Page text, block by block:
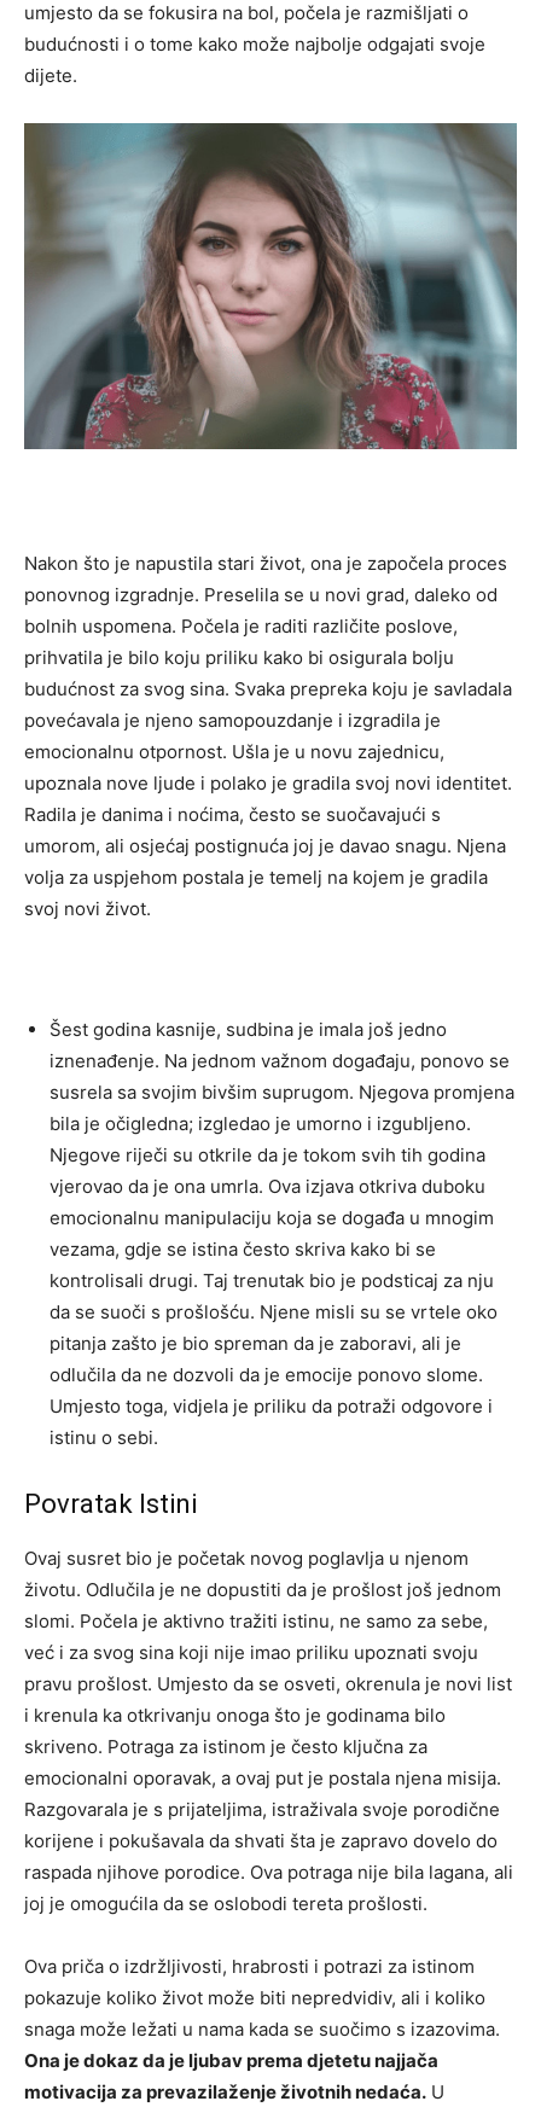
umjesto da se fokusira na bol, počela je razmišljati o
budućnosti i o tome kako može najbolje odgajati svoje
dijete.
Nakon što je napustila stari život, ona je započela proces
ponovnog izgradnje. Preselila se u novi grad, daleko od
bolnih uspomena. Počela je raditi različite poslove,
prihvatila je bilo koju priliku kako bi osigurala bolju
budućnost za svog sina. Svaka prepreka koju je savladala
povećavala je njeno samopouzdanje i izgradila je
emocionalnu otpornost. Ušla je u novu zajednicu,
upoznala nove ljude i polako je gradila svoj novi identitet.
Radila je danima i noćima, često se suočavajući s
umorom, ali osjećaj postignuća joj je davao snagu. Njena
volja za uspjehom postala je temelj na kojem je gradila
svoj novi život.
Šest godina kasnije, sudbina je imala još jedno
iznenađenje. Na jednom važnom događaju, ponovo se
susrela sa svojim bivšim suprugom. Njegova promjena
bila je očigledna; izgledao je umorno i izgubljeno.
Njegove riječi su otkrile da je tokom svih tih godina
vjerovao da je ona umrla. Ova izjava otkriva duboku
emocionalnu manipulaciju koja se događa u mnogim
vezama, gdje se istina često skriva kako bi se
kontrolisali drugi. Taj trenutak bio je podsticaj za nju
da se suoči s prošlošću. Njene misli su se vrtele oko
pitanja zašto je bio spreman da je zaboravi, ali je
odlučila da ne dozvoli da je emocije ponovo slome.
Umjesto toga, vidjela je priliku da potraži odgovore i
istinu o sebi.
Povratak Istini
Ovaj susret bio je početak novog poglavlja u njenom
životu. Odlučila je ne dopustiti da je prošlost još jednom
slomi. Počela je aktivno tražiti istinu, ne samo za sebe,
već i za svog sina koji nije imao priliku upoznati svoju
pravu prošlost. Umjesto da se osveti, okrenula je novi list
i krenula ka otkrivanju onoga što je godinama bilo
skriveno. Potraga za istinom je često ključna za
emocionalni oporavak, a ovaj put je postala njena misija.
Razgovarala je s prijateljima, istraživala svoje porodične
korijene i pokušavala da shvati šta je zapravo dovelo do
raspada njihove porodice. Ova potraga nije bila lagana, ali
joj je omogućila da se oslobodi tereta prošlosti.
Ova priča o izdržljivosti, hrabrosti i potrazi za istinom
pokazuje koliko život može biti nepredvidiv, ali i koliko
snaga može ležati u nama kada se suočimo s izazovima.
Ona je dokaz da je ljubav prema djetetu najjača
motivacija za prevazilaženje životnih nedaća. U